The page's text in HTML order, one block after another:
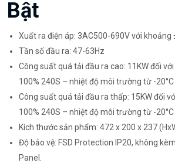
Bật
Xuất ra điện áp: 3AC500-690V với khoảng
Tần số đầu ra: 47-63Hz
Công suất quá tải đầu ra cao: 11KW đối
100% 240S – nhiệt độ môi trường từ -20°C
Công suất quá tải đầu ra thấp: 15KW đối
100% 240S – nhiệt độ môi trường từ -20°C
Kích thước sản phẩm: 472 x 200 x 237
Độ bảo vệ: FSD Protection IP20, không
Panel.